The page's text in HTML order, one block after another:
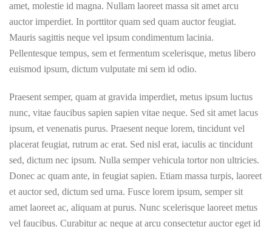
amet, molestie id magna. Nullam laoreet massa sit amet arcu
auctor imperdiet. In porttitor quam sed quam auctor feugiat.
Mauris sagittis neque vel ipsum condimentum lacinia.
Pellentesque tempus, sem et fermentum scelerisque, metus libero
euismod ipsum, dictum vulputate mi sem id odio.
Praesent semper, quam at gravida imperdiet, metus ipsum luctus
nunc, vitae faucibus sapien sapien vitae neque. Sed sit amet lacus
ipsum, et venenatis purus. Praesent neque lorem, tincidunt vel
placerat feugiat, rutrum ac erat. Sed nisl erat, iaculis ac tincidunt
sed, dictum nec ipsum. Nulla semper vehicula tortor non ultricies.
Donec ac quam ante, in feugiat sapien. Etiam massa turpis, laoreet
et auctor sed, dictum sed urna. Fusce lorem ipsum, semper sit
amet laoreet ac, aliquam at purus. Nunc scelerisque laoreet metus
vel faucibus. Curabitur ac neque at arcu consectetur auctor eget id